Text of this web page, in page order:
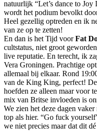
natuurlijk “Let’s dance to
wordt het podium bevolkt
Heel gezellig optreden en ik
van ze op te zetten!
En dan is het Tijd voorFat
cultstatus, niet groot
live reputatie. En terecht, ik
Vera Groningen. Prachtige
allemaal bij elkaar. Rond
van de King King, perfect!
hoefden ze alleen maar voor
mix van Britse invloeden is
We zien het deze dagen
top als hier. “Go fuck
we niet precies maar dat dit